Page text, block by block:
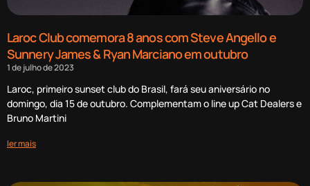
Laroc Club comemora 8 anos com Steve Angello e
Sunnery James & Ryan Marciano em outubro
1 de julho de 2023
Laroc, primeiro sunset club do Brasil, fará seu aniversário no
domingo, dia 15 de outubro. Complementam o line up Cat Dealers e
Bruno Martini
ler mais